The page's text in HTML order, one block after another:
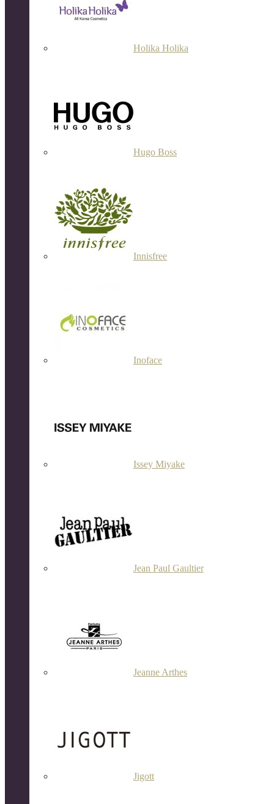
Holika Holika
Hugo Boss
Innisfree
Inoface
Issey Miyake
Jean Paul Gaultier
Jeanne Arthes
Jigott